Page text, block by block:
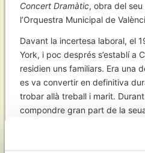
Concert Dramàtic, obra del
l’Orquestra Municipal de
Davant la incertesa laboral, el
York, i poc després s’establí a
residien uns familiars. Era una
es va convertir en definitiva
trobar allà treball i marit.
compondre gran part de la
professora de solfeig i piano
educatius, va oferir